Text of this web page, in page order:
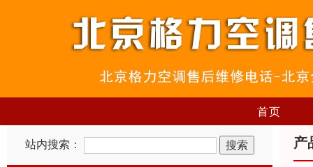
首页
站内搜索： 产